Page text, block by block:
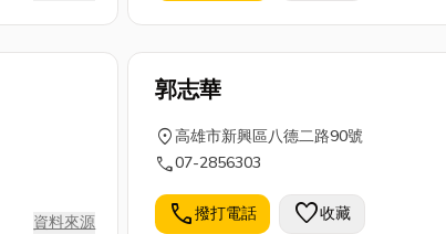
資料來源
郭志華
location_on高雄市新興區八德二路90號
call07-2856303
call撥打電話 favorite收藏